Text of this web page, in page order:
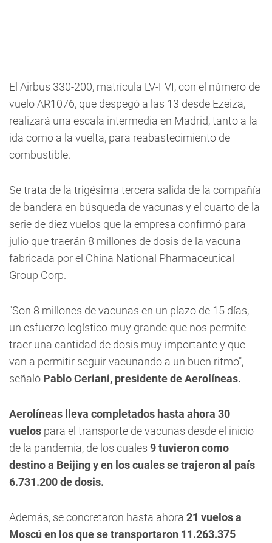
El Airbus 330-200, matrícula LV-FVI, con el número de
vuelo AR1076, que despegó a las 13 desde Ezeiza,
realizará una escala intermedia en Madrid, tanto a la
ida como a la vuelta, para reabastecimiento de
combustible.
Se trata de la trigésima tercera salida de la compañía
de bandera en búsqueda de vacunas y el cuarto de la
serie de diez vuelos que la empresa confirmó para
julio que traerán 8 millones de dosis de la vacuna
fabricada por el China National Pharmaceutical
Group Corp.
"Son 8 millones de vacunas en un plazo de 15 días,
un esfuerzo logístico muy grande que nos permite
traer una cantidad de dosis muy importante y que
van a permitir seguir vacunando a un buen ritmo",
señaló Pablo Ceriani, presidente de Aerolíneas.
Aerolíneas lleva completados hasta ahora 30
vuelos para el transporte de vacunas desde el inicio
de la pandemia, de los cuales 9 tuvieron como
destino a Beijing y en los cuales se trajeron al país
6.731.200 de dosis.
Además, se concretaron hasta ahora 21 vuelos a
Moscú en los que se transportaron 11.263.375